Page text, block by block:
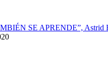
SE APRENDE”, Astrid